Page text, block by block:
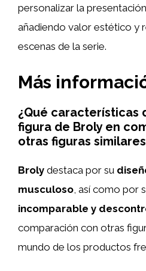
personalizar la
añadiendo valor estético y
escenas de la serie.
Más
¿Qué características
figura de Broly en
otras figuras
Broly destaca por su
musculoso , así como por
incomparable y
comparación con otras
mundo de los productos